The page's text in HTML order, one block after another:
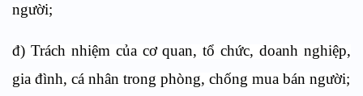
người;
đ) Trách nhiệm của cơ quan, tổ chức, doanh nghiệp,
gia đình, cá nhân trong phòng, chống mua bán người;